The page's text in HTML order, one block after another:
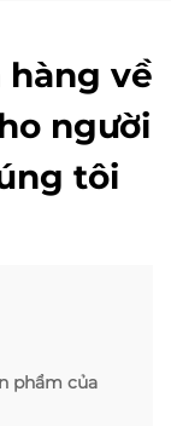
hàng về
người
tôi
phẩm của